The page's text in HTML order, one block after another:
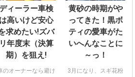
ディーラー車検
は高いけど安心
求めたい!ズバ
リ年度末（決算
期）を狙え!
のオーナーなら避け
黄砂の時期がや
ってきた！黒ボ
ティの愛車がた
いへんなことに
～っ！
3月になり、スギ花粉